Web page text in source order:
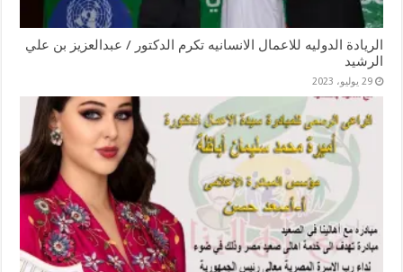
الريادة الدوليه للاعمال الانسانيه تكرم الدكتور / عبدالعزيز بن علي
الرشيد
29 يوليو، 2023